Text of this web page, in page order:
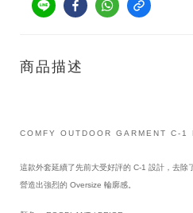
商品描述
COMFY OUTDOOR GARMENT C-1
這款外套延續了先前大受好評的 C-1 設計，去除
營造出強烈的 Oversize 輪廓感。